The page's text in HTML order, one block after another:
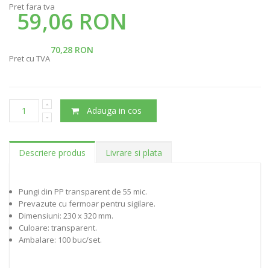
Pret fara tva
59,06 RON
70,28 RON
Pret cu TVA
Adauga in cos
Descriere produs Livrare si plata
Pungi din PP transparent de 55 mic.
Prevazute cu fermoar pentru sigilare.
Dimensiuni: 230 x 320 mm.
Culoare: transparent.
Ambalare: 100 buc/set.